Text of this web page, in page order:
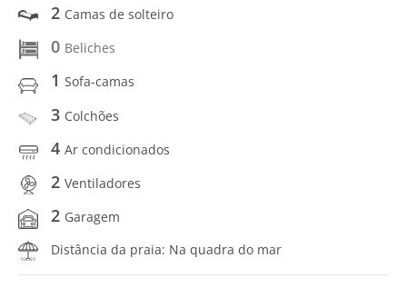
2 Camas de solteiro
0 Beliches
1 Sofa-camas
3 Colchões
4 Ar condicionados
2 Ventiladores
2 Garagem
Distância da praia: Na quadra do mar